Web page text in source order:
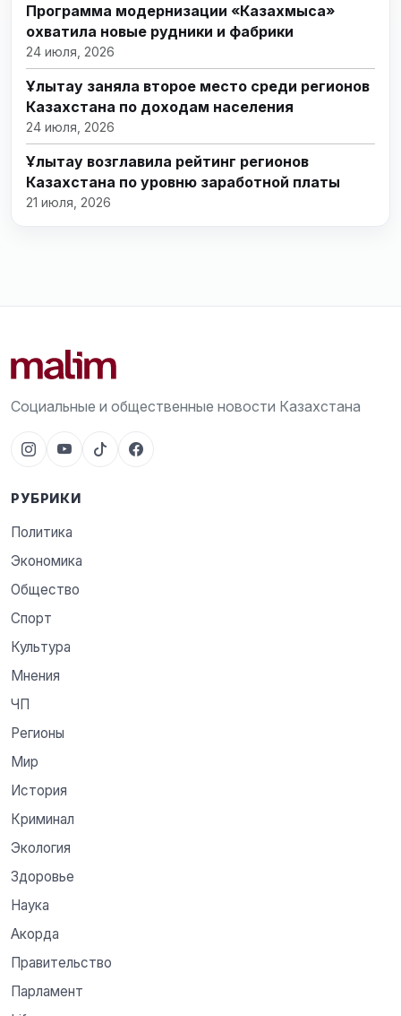
Программа модернизации «Казахмыса»
охватила новые рудники и фабрики
24 июля, 2026
Ұлытау заняла второе место среди регионов
Казахстана по доходам населения
24 июля, 2026
Ұлытау возглавила рейтинг регионов
Казахстана по уровню заработной платы
21 июля, 2026
Социальные и общественные новости Казахстана
РУБРИКИ
Политика
Экономика
Общество
Спорт
Культура
Мнения
ЧП
Регионы
Мир
История
Криминал
Экология
Здоровье
Наука
Акорда
Правительство
Парламент